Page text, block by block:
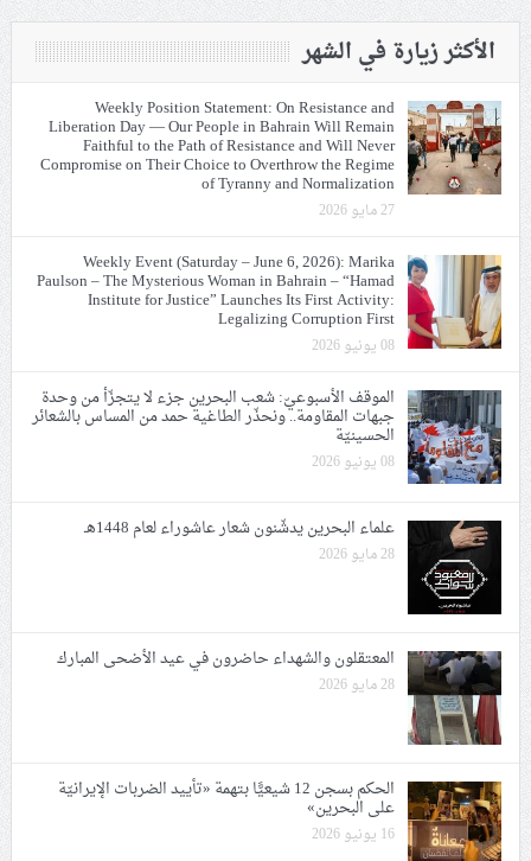
الأكثر زيارة في الشهر
Weekly Position Statement: On Resistance and
Liberation Day — Our People in Bahrain Will Remain
Faithful to the Path of Resistance and Will Never
Compromise on Their Choice to Overthrow the Regime
of Tyranny and Normalization
27 مايو 2026
Weekly Event (Saturday – June 6, 2026): Marika
Paulson – The Mysterious Woman in Bahrain – “Hamad
Institute for Justice” Launches Its First Activity:
Legalizing Corruption First
08 يونيو 2026
الموقف الأسبوعيّ: شعب البحرين جزء لا يتجزّأ من وحدة
جبهات المقاومة.. ونحذّر الطاغية حمد من المساس بالشعائر
الحسينيّة
08 يونيو 2026
علماء البحرين يدشّنون شعار عاشوراء لعام 1448هـ
28 مايو 2026
المعتقلون والشهداء حاضرون في عيد الأضحى المبارك
28 مايو 2026
الحكم بسجن 12 شيعيًّا بتهمة «تأييد الضربات الإيرانيّة
على البحرين»
16 يونيو 2026